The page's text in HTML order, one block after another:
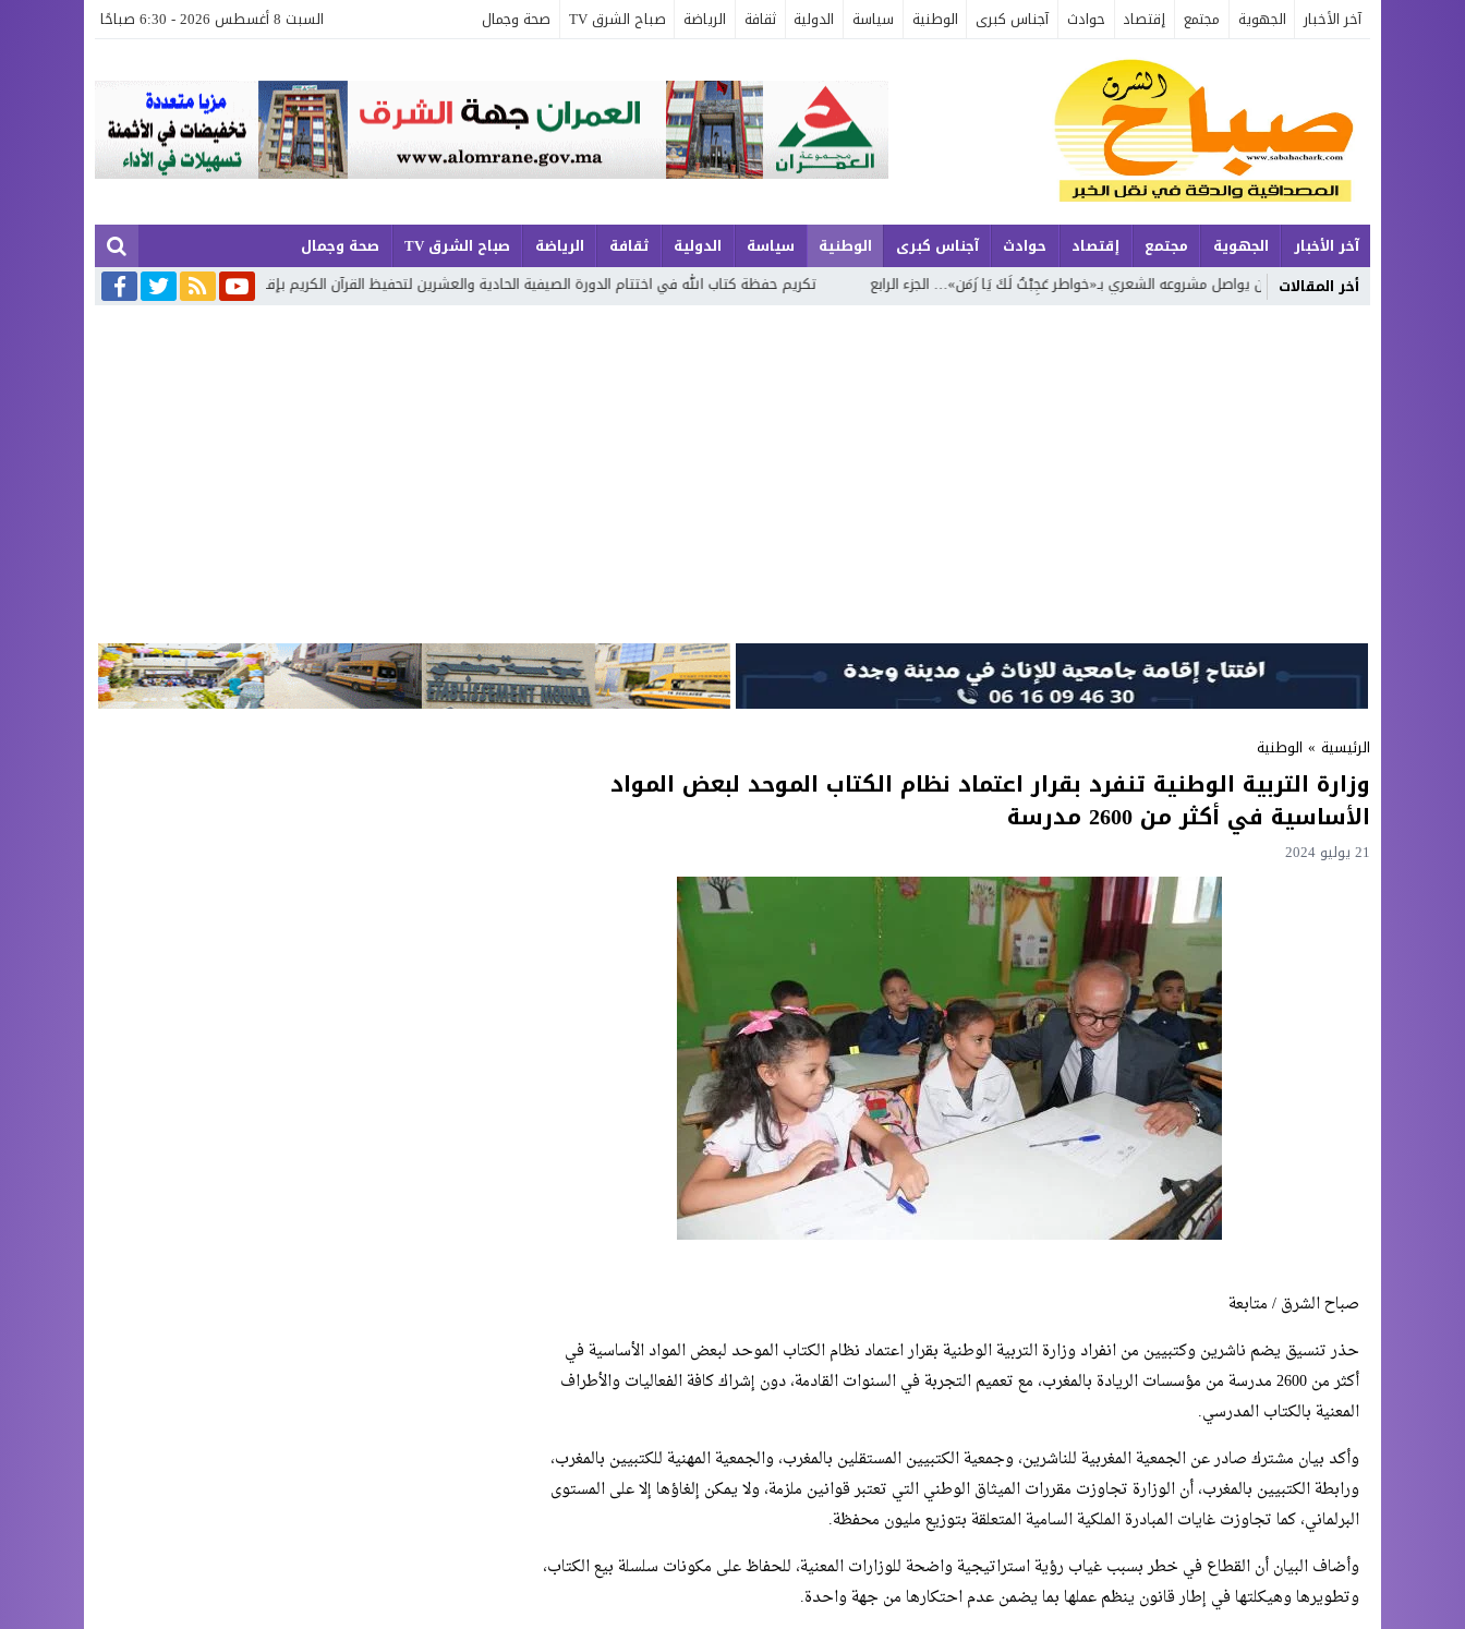
آخر الأخبار الجهوية مجتمع إقتصاد حوادث آجناس كبرى الوطنية سياسة الدولية ثقافة الرياضة صباح الشرق TV صحة وجمال السبت 8 أغسطس 2026 - 6:30 صباحًا
آخر الأخبار الجهوية مجتمع إقتصاد حوادث آجناس كبرى الوطنية سياسة الدولية ثقافة الرياضة صباح الشرق TV
صحة وجمال
أخر المقالات
محمد بوجديان يواصل مشروعه الشعري بـ«خواطر عَجِبْتُ لَكَ يَا زَمَن»… الجزء الرابع تكريم حفظة كتاب الله في اختتام الدورة الصيفية الحادية والعشرين لتحفيظ القرآن الكريم بإقليم بركان إطلاق حصة إضافية من الدعم الاستثنائي
الرئيسية » الوطنية
وزارة التربية الوطنية تنفرد بقرار اعتماد نظام الكتاب الموحد لبعض المواد
الأساسية في أكثر من 2600 مدرسة
21 يوليو 2024
صباح الشرق / متابعة
حذر تنسيق يضم ناشرين وكتبيين من انفراد وزارة التربية الوطنية بقرار اعتماد نظام الكتاب الموحد لبعض المواد الأساسية في
أكثر من 2600 مدرسة من مؤسسات الريادة بالمغرب، مع تعميم التجربة في السنوات القادمة، دون إشراك كافة الفعاليات والأطراف
المعنية بالكتاب المدرسي.
وأكد بيان مشترك صادر عن الجمعية المغربية للناشرين، وجمعية الكتبيين المستقلين بالمغرب، والجمعية المهنية للكتبيين بالمغرب،
ورابطة الكتبيين بالمغرب، أن الوزارة تجاوزت مقررات الميثاق الوطني التي تعتبر قوانين ملزمة، ولا يمكن إلغاؤها إلا على المستوى
البرلماني، كما تجاوزت غايات المبادرة الملكية السامية المتعلقة بتوزيع مليون محفظة.
وأضاف البيان أن القطاع في خطر بسبب غياب رؤية استراتيجية واضحة للوزارات المعنية، للحفاظ على مكونات سلسلة بيع الكتاب،
وتطويرها وهيكلتها في إطار قانون ينظم عملها بما يضمن عدم احتكارها من جهة واحدة.